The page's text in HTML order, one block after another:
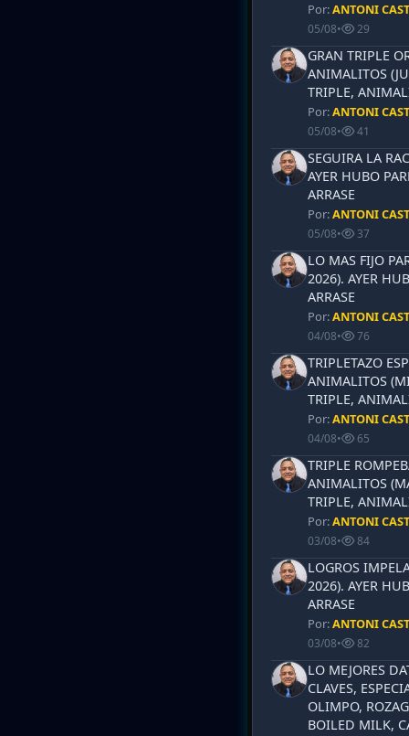
Por:ANTONI
05/08• 29
GRAN TRIPLE
ANIMALITOS
TRIPLE,
Por:ANTONI
05/08• 41
SEGUIRA LA
AYER HUBO
ARRASE
Por:ANTONI
05/08• 37
LO MAS FIJO
2026). AYER
ARRASE
Por:ANTONI
04/08• 76
TRIPLETAZO
ANIMALITOS
TRIPLE,
Por:ANTONI
04/08• 65
TRIPLE
ANIMALITOS
TRIPLE,
Por:ANTONI
03/08• 84
LOGROS
2026). AYER
ARRASE
Por:ANTONI
03/08• 82
LO MEJORES
CLAVES,
OLIMPO,
BOILED MILK,